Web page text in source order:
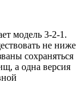
модель 3-2-1.
не ниже
сохраняться
а одна версия